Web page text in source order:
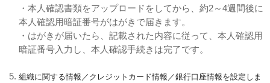
・本人確認書類をアップロードをしてから、約2～4週間後に
本人確認用暗証番号がはがきで届きます。
・はがきが届いたら、記載された内容に従って、本人確認用
暗証番号入力し、本人確認手続きは完了です。
組織に関する情報／クレジットカード情報／銀行口座情報を設定しま